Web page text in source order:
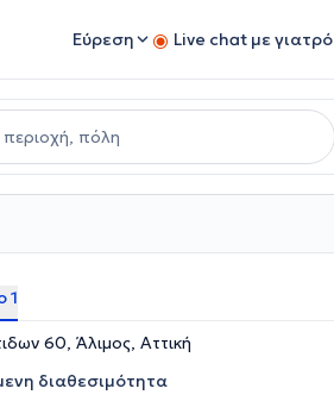
Εύρεση Live chat με γιατρό
1
60, Άλιμος, Αττική
διαθεσιμότητα